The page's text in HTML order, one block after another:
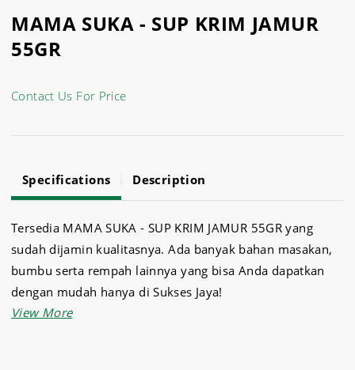
MAMA SUKA - SUP KRIM JAMUR
55GR
Contact Us For Price
Specifications Description
Tersedia MAMA SUKA - SUP KRIM JAMUR 55GR yang
sudah dijamin kualitasnya. Ada banyak bahan masakan,
bumbu serta rempah lainnya yang bisa Anda dapatkan
dengan mudah hanya di Sukses Jaya!